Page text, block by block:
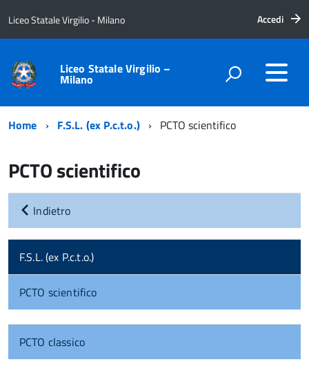
Liceo Statale Virgilio - Milano Accedi
Liceo Statale Virgilio –
Milano
Home F.S.L. (ex P.c.t.o.) PCTO scientifico
PCTO scientifico
Indietro
F.S.L. (ex P.c.t.o.)
PCTO scientifico
PCTO classico